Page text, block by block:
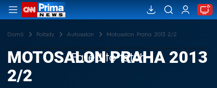
Domů Pořady Autosalon Motosalon Praha 2013 2/2
Failed to fetch
MOTOSALON PRAHA 2013
2/2